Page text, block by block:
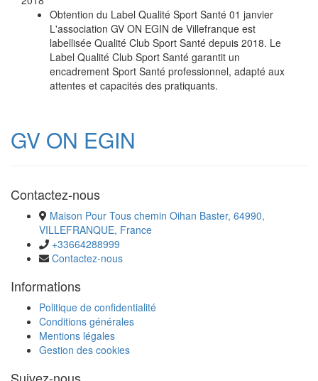
Obtention du Label Qualité Sport Santé 01 janvier
L'association GV ON EGIN de Villefranque est
labellisée Qualité Club Sport Santé depuis 2018. Le
Label Qualité Club Sport Santé garantit un
encadrement Sport Santé professionnel, adapté aux
attentes et capacités des pratiquants.
GV ON EGIN
Contactez-nous
Maison Pour Tous chemin Oihan Baster, 64990,
VILLEFRANQUE, France
+33664288999
Contactez-nous
Informations
Politique de confidentialité
Conditions générales
Mentions légales
Gestion des cookies